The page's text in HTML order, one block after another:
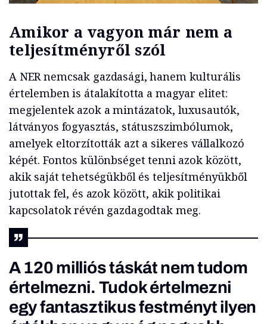
Amikor a vagyon már nem a
teljesítményről szól
A NER nemcsak gazdasági, hanem kulturális
értelemben is átalakította a magyar elitet:
megjelentek azok a mintázatok, luxusautók,
látványos fogyasztás, státuszszimbólumok,
amelyek eltorzították azt a sikeres vállalkozó
képét. Fontos különbséget tenni azok között,
akik saját tehetségükből és teljesítményükből
jutottak fel, és azok között, akik politikai
kapcsolatok révén gazdagodtak meg.
A 120 milliós táskát nem tudom
értelmezni. Tudok értelmezni
egy fantasztikus festményt ilyen